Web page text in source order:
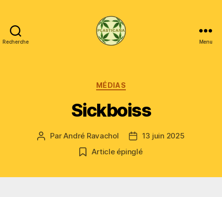
Recherche Menu
Catégories
MÉDIAS
Sickboiss
Auteur
ParAndré Ravachol
Date
de
l’article
13 juin 2025
Article épinglé